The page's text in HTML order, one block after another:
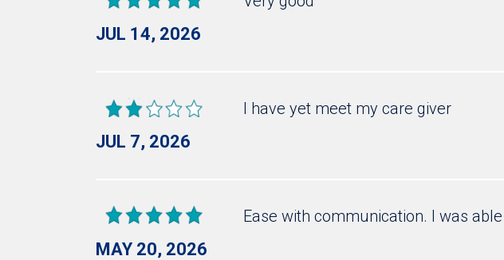
JUL 14, 2026
JUL 7, 2026
I have yet meet my care giver
MAY 20, 2026
Ease with communication. I was